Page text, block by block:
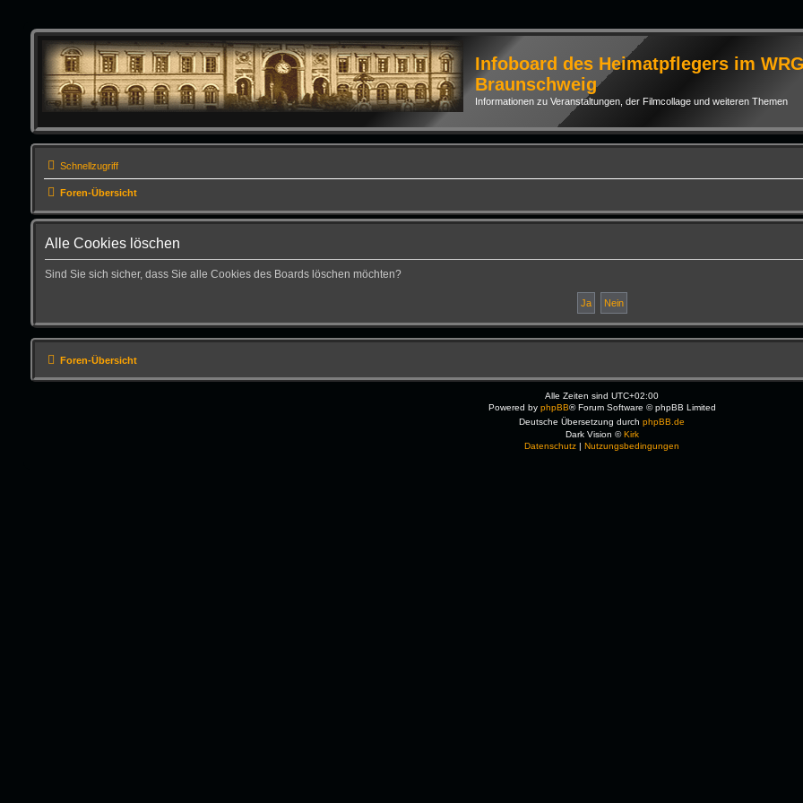
Infoboard des Heimatpflegers im WRG
Braunschweig
Informationen zu Veranstaltungen, der Filmcollage und weiteren Themen
Schnellzugriff
Foren-Übersicht
Alle Cookies löschen
Sind Sie sich sicher, dass Sie alle Cookies des Boards löschen möchten?
Foren-Übersicht
Alle Zeiten sindUTC+02:00
Powered by phpBB® Forum Software © phpBB Limited
Deutsche Übersetzung durchphpBB.de
Dark Vision ©Kirk
Datenschutz |Nutzungsbedingungen